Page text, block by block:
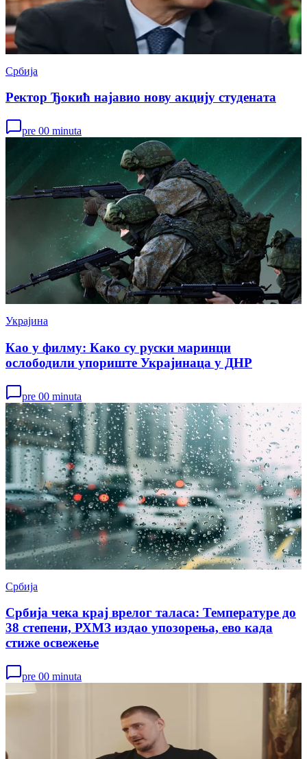
Србија
Ректор Ђокић најавио нову акцију студената
pre 00 minuta
Украјина
Као у филму: Како су руски маринци
ослободили упориште Украјинаца у ДНР
pre 00 minuta
Србија
Србија чека крај врелог таласа: Температуре до
38 степени, РХМЗ издао упозорења, ево када
стиже освежење
pre 00 minuta